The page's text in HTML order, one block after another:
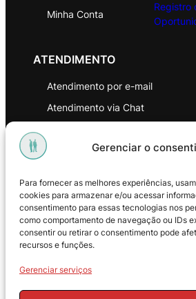
Gerenciar o
Para fornecer as melhores experiências,
cookies para armazenar e/ou acessar
consentimento para essas tecnologias nos
como comportamento de navegação ou IDs
consentir ou retirar o consentimento pode
recursos e funções.
Gerenciar serviços
Minha Conta
Registro
ATENDIMENTO
Atendimento por e-mail
Atendimento via Chat
Política de Privacidade
Política de Troca e Devoluções
Política de Reembolso